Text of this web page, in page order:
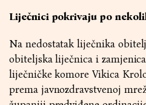
Liječnici pokrivaju po
Na nedostatak liječnika
obiteljska liječnica i
liječničke komore Vikica
prema javnozdravstvenoj